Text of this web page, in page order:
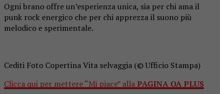
Ogni brano offre un’esperienza unica, sia per chi ama il
punk rock energico che per chi apprezza il suono più
melodico e sperimentale.
Cediti Foto Copertina Vita selvaggia (© Ufficio Stampa)
Clicca qui per mettere “Mi piace” alla PAGINA OA PLUS